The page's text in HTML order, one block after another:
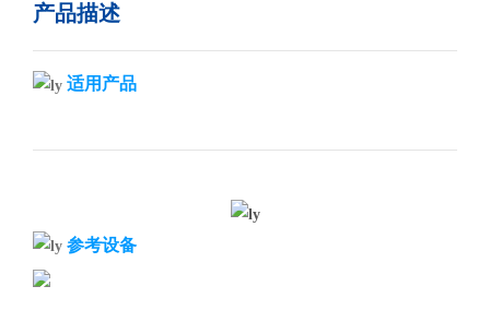
产品描述
适用产品
参考设备